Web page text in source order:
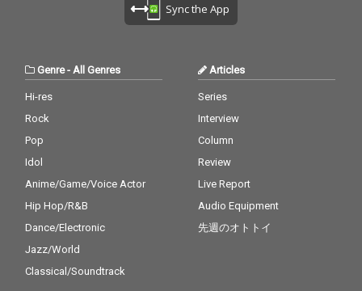
Sync the App
Genre- All Genres
Hi-res
Rock
Pop
Idol
Anime/Game/Voice Actor
Hip Hop/R&B
Dance/Electronic
Jazz/World
Classical/Soundtrack
Articles
Series
Interview
Column
Review
Live Report
Audio Equipment
先週のオトトイ